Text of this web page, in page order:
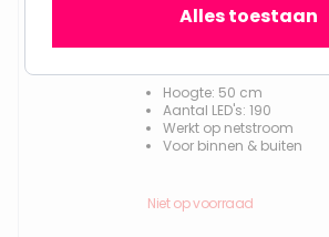
Hoogte: 50 cm
Aantal LED's: 190
Werkt op netstroom
Voor binnen & buiten
Niet op voorraad
Alles toestaan